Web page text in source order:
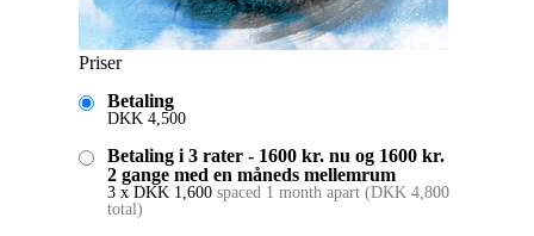
Priser
Betaling
DKK 4,500
Betaling i 3 rater - 1600 kr. nu og 1600 kr.
2 gange med en måneds mellemrum
3 x DKK 1,600 spaced 1 month apart (DKK 4,800
total)